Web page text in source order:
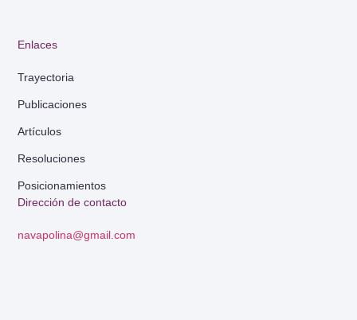
Dirección de contacto
navapolina@gmail.com
Enlaces
Trayectoria
Publicaciones
Artículos
Resoluciones
Posicionamientos